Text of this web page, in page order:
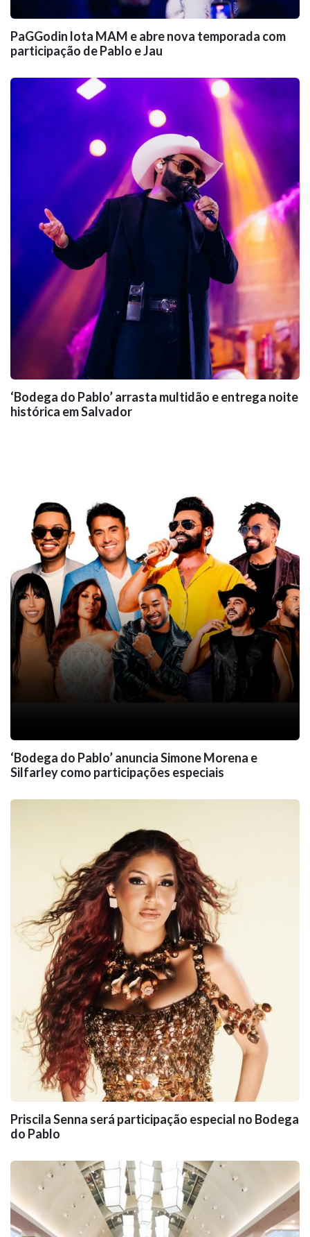
PaGGodin lota MAM e abre nova temporada com
participação de Pablo e Jau
‘Bodega do Pablo’ arrasta multidão e entrega noite
histórica em Salvador
‘Bodega do Pablo’ anuncia Simone Morena e
Silfarley como participações especiais
Priscila Senna será participação especial no Bodega
do Pablo